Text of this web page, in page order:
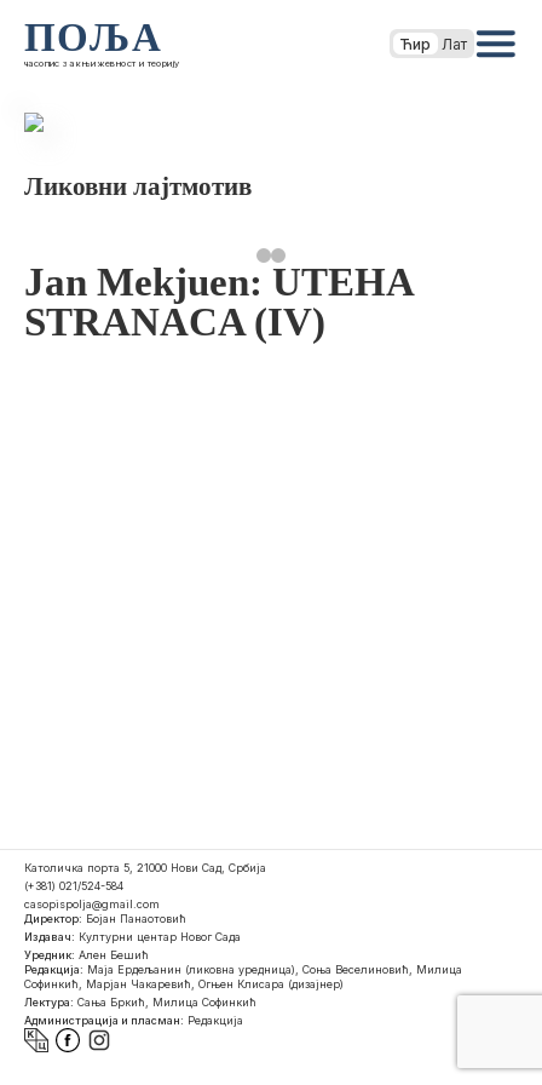
ПОЉА
часопис за књижевност и теорију
Ћир Лат
Ликовни лајтмотив
Jan Mekjuen: UTEHA
STRANACA (IV)
Католичка порта 5, 21000 Нови Сад, Србија
(+381) 021/524-584
casopispolja@gmail.com
Директор: Бојан Панаотовић
Издавач: Културни центар Новог Сада
Уредник: Ален Бешић
Редакција: Маја Ердељанин (ликовна уредница), Соња Веселиновић, Милица
Софинкић, Марјан Чакаревић, Огњен Клисара (дизајнер)
Лектура: Сања Бркић, Милица Софинкић
Администрација и пласман: Редакција